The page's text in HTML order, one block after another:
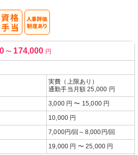
〜 174,000 円
実費（上限あり）
通勤手当月額 25,000 円
3,000 円 〜 15,000 円
10,000 円
7,000円/回～8,000円/回
19,000 円 〜 25,000 円